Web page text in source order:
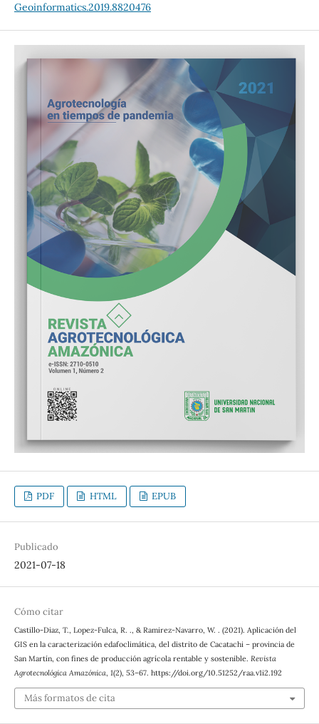
Geoinformatics.2019.8820476
PDF HTML EPUB
Publicado
2021-07-18
Cómo citar
Castillo-Diaz, T., Lopez-Fulca, R. ., & Ramirez-Navarro, W. . (2021). Aplicación del
GIS en la caracterización edafoclimática, del distrito de Cacatachi – provincia de
San Martín, con fines de producción agrícola rentable y sostenible. Revista
Agrotecnológica Amazónica, 1(2), 53–67. https://doi.org/10.51252/raa.v1i2.192
Más formatos de cita